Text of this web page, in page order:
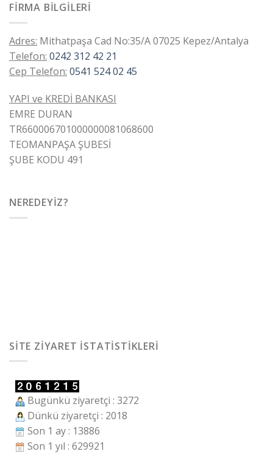
FIRMA BILGILERI
Adres: Mithatpaşa Cad No:35/A 07025 Kepez/Antalya
Telefon: 0242 312 42 21
Cep Telefon: 0541 524 02 45
YAPI ve KREDİ BANKASI
EMRE DURAN
TR660006701000000081068600
TEOMANPAŞA ŞUBESİ
ŞUBE KODU 491
NEREDEYIZ?
SITE ZIYARET İSTATISTIKLERI
Bugünkü ziyaretçi : 3272
Dünkü ziyaretçi : 2018
Son 1 ay : 13886
Son 1 yıl : 629921